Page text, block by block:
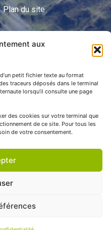
aux
petit fichier texte au format
traceurs déposés dans le terminal
lorsqu’il consulte une page
des cookies sur votre terminal que
de ce site. Pour tous les
de votre consentement.
Plan du site
© 1970 - 2023 | Une
de communication